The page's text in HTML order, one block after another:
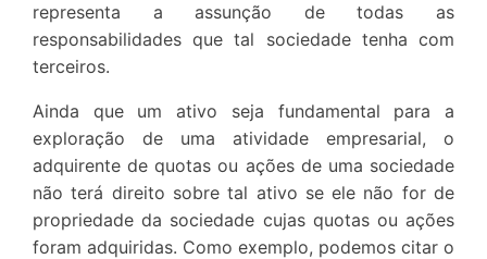
representa a assunção de todas as
responsabilidades que tal sociedade tenha com
terceiros.
Ainda que um ativo seja fundamental para a
exploração de uma atividade empresarial, o
adquirente de quotas ou ações de uma sociedade
não terá direito sobre tal ativo se ele não for de
propriedade da sociedade cujas quotas ou ações
foram adquiridas. Como exemplo, podemos citar o